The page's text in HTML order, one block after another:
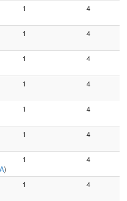
1 4
1 4
1 4
1 4
1 4
1 4
)
1 4
1 4